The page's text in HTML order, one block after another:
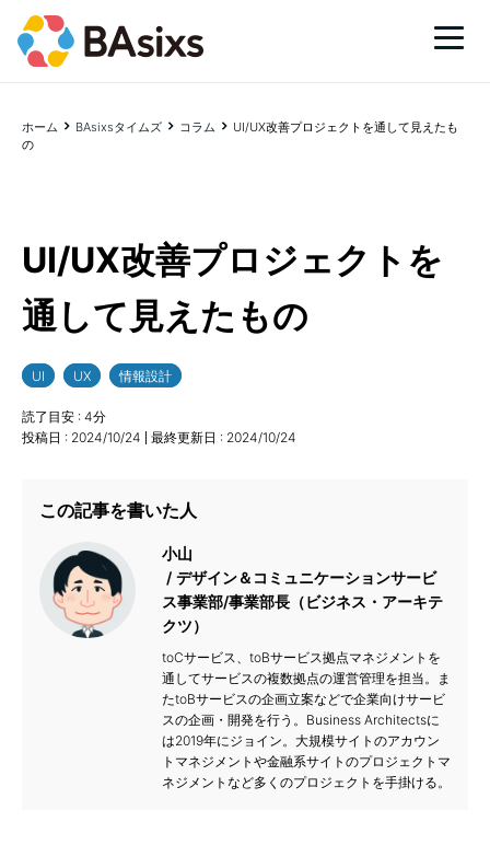
ホーム BAsixsタイムズ コラム
UI/UX改善プロジェクトを通して見えたも
の
UI/UX改善プロジェクトを
通して見えたもの
UI UX 情報設計
読了目安 : 4分
投稿日 : 2024/10/24 最終更新日 : 2024/10/24
この記事を書いた人
小山
デザイン＆コミュニケーションサービ
ス事業部/事業部長（ビジネス・アーキテ
クツ）
toCサービス、toBサービス拠点マネジメントを
通してサービスの複数拠点の運営管理を担当。ま
たtoBサービスの企画立案などで企業向けサービ
スの企画・開発を行う。Business Architectsに
は2019年にジョイン。大規模サイトのアカウン
トマネジメントや金融系サイトのプロジェクトマ
ネジメントなど多くのプロジェクトを手掛ける。